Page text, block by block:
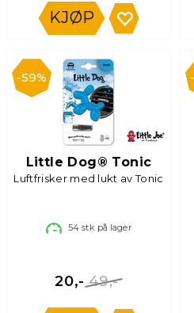
KJØP
59%
Little Dog® Tonic
Luftfrisker med lukt av Tonic
54 stk på lager
49,-
20,-